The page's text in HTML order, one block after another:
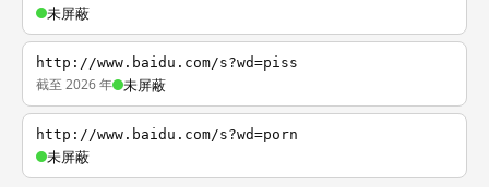
未屏蔽
http://www.baidu.com/s?wd=piss
截至 2026 年 未屏蔽
http://www.baidu.com/s?wd=porn
未屏蔽